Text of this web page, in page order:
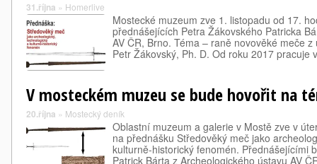
31.října » Homerlive
Mostecké muzeum zve 1. listopadu od 17.
přednášejících Petra Žákovského Patricka
AV ČR, Brno. Téma – raně novověké meče
Petr Žákovský, Ph. D. Od roku 2017
V mosteckém muzeu se bude hovořit na
20.října » Mostecký deník
Oblastní muzeum a galerie v Mostě zve v
na přednášku Středověký meč jako
kulturně-historický fenomén. Přednášejícími
Patrick Bárta z Archeologického ústavu AV